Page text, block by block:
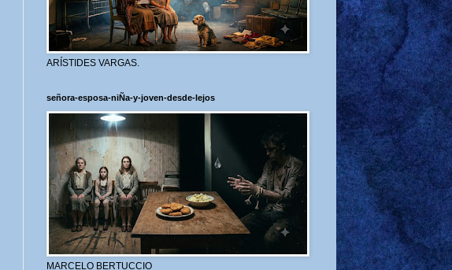
ARÍSTIDES VARGAS.
señora-esposa-niÑa-y-joven-desde-lejos
MARCELO BERTUCCIO